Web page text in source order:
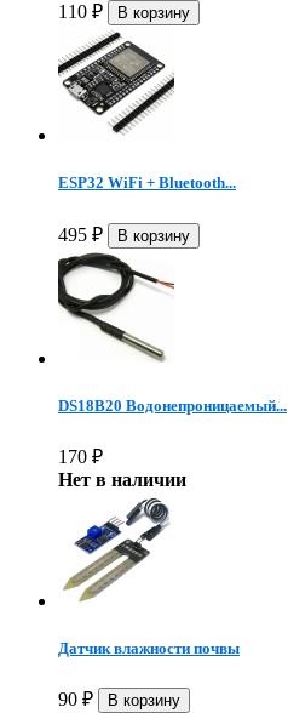
110 ₽
ESP32 WiFi + Bluetooth...
495 ₽
DS18B20 Водонепроницаемый...
170 ₽
Нет в наличии
Датчик влажности почвы
90 ₽